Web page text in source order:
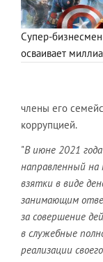
Супер-
осваивает
члены его
коррупцией.
"В июне 2021
направленный на
взятки в виде
занимающим
за совершение
в служебные
реализации